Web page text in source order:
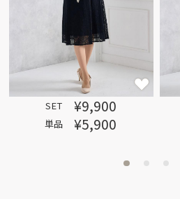
SET ¥9,900
単品 ¥5,900